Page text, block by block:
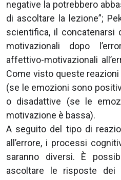
negative la potrebbero
di ascoltare la lezione”;
scientifica, il concatenarsi
motivazionali dopo
affettivo-motivazionali
Come visto queste
(se le emozioni sono
o disadattive (se le
motivazione è bassa).
A seguito del tipo di
all’errore, i processi
saranno diversi. È
ascoltare le risposte